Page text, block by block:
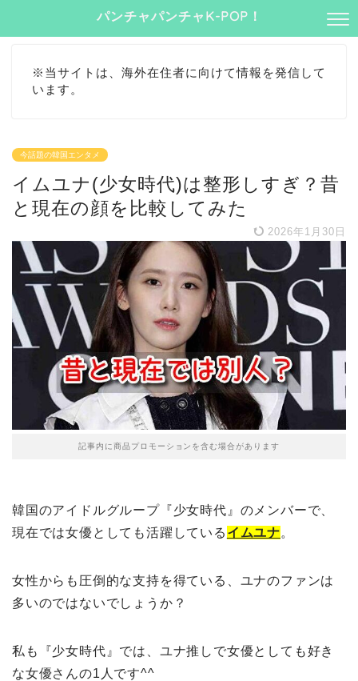
パンチャパンチャK-POP！
※当サイトは、海外在住者に向けて情報を発信して
います。
今話題の韓国エンタメ
イムユナ(少女時代)は整形しすぎ？昔
と現在の顔を比較してみた
2026年1月30日
記事内に商品プロモーションを含む場合があります
韓国のアイドルグループ『少女時代』のメンバーで、
現在では女優としても活躍している イムユナ。
女性からも圧倒的な支持を得ている、ユナのファンは
多いのではないでしょうか？
私も『少女時代』では、ユナ推しで女優としても好き
な女優さんの1人です^^